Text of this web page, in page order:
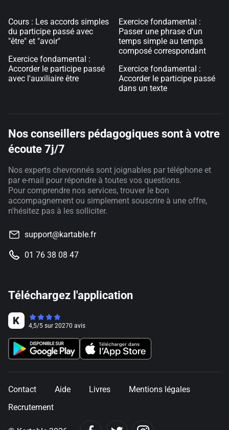
Cours : Les accords simples
du participe passé avec
"être" et "avoir"
Exercice fondamental :
Accorder le participe passé
avec l'auxiliaire être
Exercice fondamental :
Passer une phrase d'un
temps simple au temps
composé correspondant
Exercice fondamental :
Accorder le participe passé
dans un texte
Nos conseillers pédagogiques sont à votre
écoute 7j/7
Nos experts chevronnés sont joignables par téléphone et
par e-mail pour répondre à toutes vos questions.
Pour comprendre nos services, trouver le bon
accompagnement ou simplement souscrire à une offre,
n'hésitez pas à les solliciter.
support@kartable.fr
01 76 38 08 47
Téléchargez l'application
4,5/5 sur 20270 avis
Contact Aide Livres
Mentions légales
Recrutement